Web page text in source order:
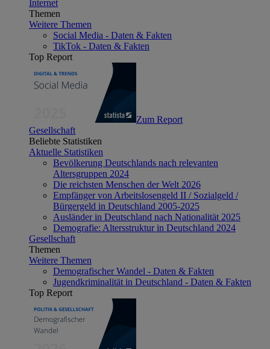
Internet
Themen
Weitere Themen
Social Media - Daten & Fakten
TikTok - Daten & Fakten
Top Report
Zum Report
Gesellschaft
Beliebte Statistiken
Aktuelle Statistiken
Bevölkerung Deutschlands nach relevanten
Altersgruppen 2024
Die reichsten Menschen der Welt 2026
Empfänger von Arbeitslosengeld II / Sozialgeld /
Bürgergeld in Deutschland 2005-2025
Ausländer in Deutschland nach Nationalität 2025
Demografie: Altersstruktur in Deutschland 2024
Gesellschaft
Themen
Weitere Themen
Demografischer Wandel - Daten & Fakten
Jugendkriminalität in Deutschland - Daten & Fakten
Top Report